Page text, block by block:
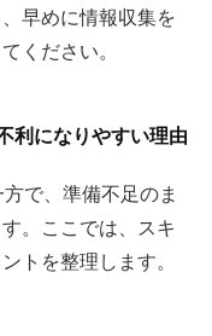
早めに情報収集を
ください。
利になりやすい理由
で、準備不足のま
。ここでは、スキ
トを整理します。